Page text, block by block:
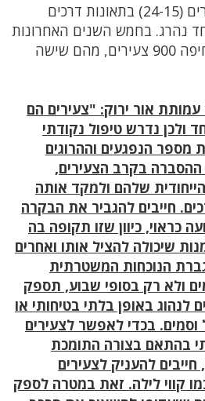
נפגעו 179 צעירים (24-15) בתאונות דרכים
אחד נהרג. בחמש השנים האחרונות
(2022-2018) נפגעו בחיפה 900 צעירים, מהם שישה
אור ירוק: "צעירים הם
ולכן נדרש טיפול נקודתי
מספר הנפגעים וההרוגים
בקרב הצעירים,
שלהם ולמקד אותה
חייבים להגביר את הבקרה
כראוי, כיוון שזו תקופה בה
שיכולה להציל אותו ואחרים
הנוכחות המשטרתית
ולא רק בסופי שבוע, תספק
באופן בלתי בטיחותי או
בכדי לאפשר לצעירים
בהתאם בצורה התומכת
חייבים להעניק לצעירים
קווי לילה. זאת במטרה לספק